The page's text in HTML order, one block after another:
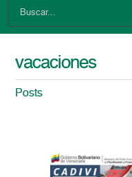
vacaciones
Posts